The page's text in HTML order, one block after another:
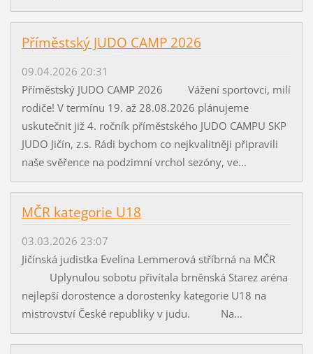
Příměstský JUDO CAMP 2026
09.04.2026 20:31
Příměstský JUDO CAMP 2026 Vážení sportovci, milí
rodiče! V termínu 19. až 28.08.2026 plánujeme
uskutečnit již 4. ročník příměstského JUDO CAMPU SKP
JUDO Jičín, z.s. Rádi bychom co nejkvalitněji připravili
naše svěřence na podzimní vrchol sezóny, ve...
MČR kategorie U18
03.03.2026 23:07
Jičínská judistka Evelína Lemmerová stříbrná na MČR
Uplynulou sobotu přivítala brněnská Starez aréna
nejlepší dorostence a dorostenky kategorie U18 na
mistrovství České republiky v judu. Na...